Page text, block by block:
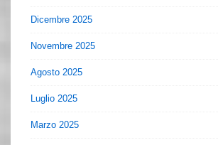
Dicembre 2025
Novembre 2025
Agosto 2025
Luglio 2025
Marzo 2025